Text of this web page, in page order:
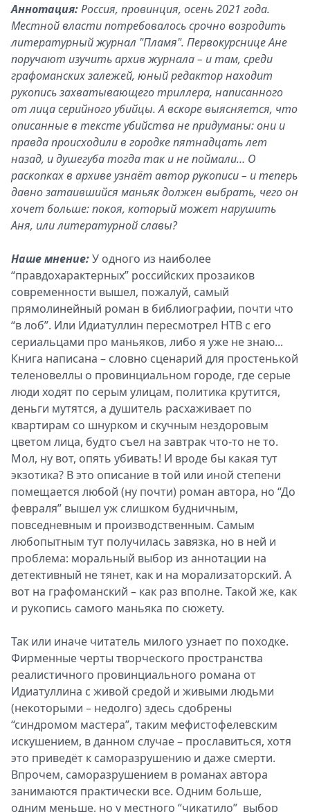
Аннотация:Россия, провинция, осень 2021 года.
Местной власти потребовалось срочно возродить
литературный журнал "Пламя". Первокурснице Ане
поручают изучить архив журнала – и там, среди
графоманских залежей, юный редактор находит
рукопись захватывающего триллера, написанного
от лица серийного убийцы. А вскоре выясняется, что
описанные в тексте убийства не придуманы: они и
правда происходили в городке пятнадцать лет
назад, и душегуба тогда так и не поймали… О
раскопках в архиве узнаёт автор рукописи – и теперь
давно затаившийся маньяк должен выбрать, чего он
хочет больше: покоя, который может нарушить
Аня, или литературной славы?
Наше мнение:У одного из наиболее
“правдохарактерных” российских прозаиков
современности вышел, пожалуй, самый
прямолинейный роман в библиографии, почти что
“в лоб”. Или Идиатуллин пересмотрел НТВ с его
сериальцами про маньяков, либо я уже не знаю...
Книга написана – словно сценарий для простенькой
теленовеллы о провинциальном городе, где серые
люди ходят по серым улицам, политика крутится,
деньги мутятся, а душитель расхаживает по
квартирам со шнурком и скучным нездоровым
цветом лица, будто съел на завтрак что-то не то.
Мол, ну вот, опять убивать! И вроде бы какая тут
экзотика? В это описание в той или иной степени
помещается любой (ну почти) роман автора, но “До
февраля” вышел уж слишком будничным,
повседневным и производственным. Самым
любопытным тут получилась завязка, но в ней и
проблема: моральный выбор из аннотации на
детективный не тянет, как и на морализаторский. А
вот на графоманский – как раз вполне. Такой же, как
и рукопись самого маньяка по сюжету.
Так или иначе читатель милого узнает по походке.
Фирменные черты творческого пространства
реалистичного провинциального романа от
Идиатуллина с живой средой и живыми людьми
(некоторыми – недолго) здесь сдобрены
“синдромом мастера”, таким мефистофелевским
искушением, в данном случае – прославиться, хотя
это приведёт к саморазрушению и даже смерти.
Впрочем, саморазрушением в романах автора
занимаются практически все. Одним больше,
одним меньше, но у местного “чикатило” выбор